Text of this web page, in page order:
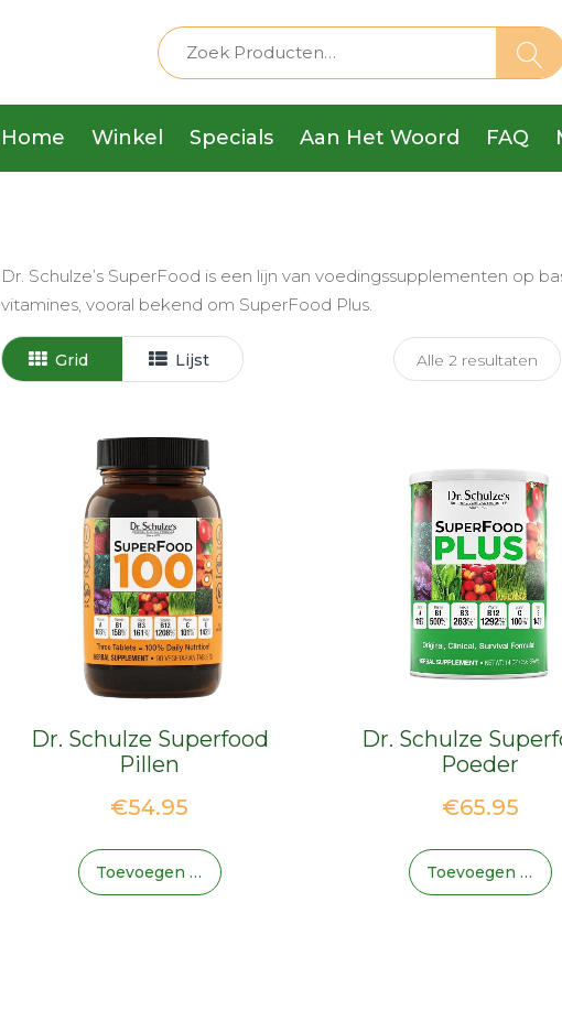
Home Winkel Specials Aan Het Woord FAQ
Dr. Schulze’s SuperFood is een lijn van voedingssupplementen op
vitamines, vooral bekend om SuperFood Plus.
Grid Lijst Alle 2 resultaten
Dr. Schulze Superfood
Pillen
€54.95
Toevoegen Aan Winkelwagen
Dr. Schulze
Poeder
€65.95
Toevoegen Aan Winkelwagen